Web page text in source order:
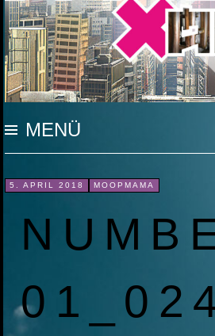
MENÜ
INHALT
SPRINGEN
5. APRIL 2018 MOOPMAMA